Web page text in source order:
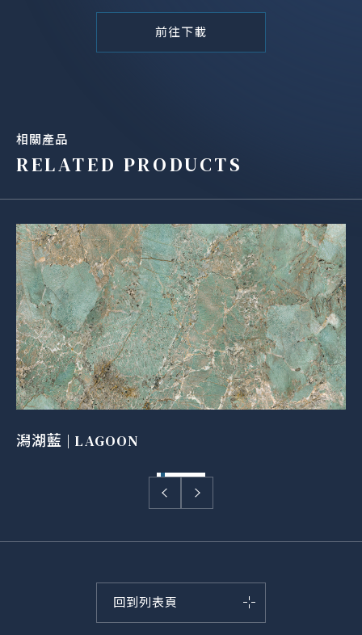
前往下載
相關產品
RELATED PRODUCTS
潟湖藍 | LAGOON
回到列表頁